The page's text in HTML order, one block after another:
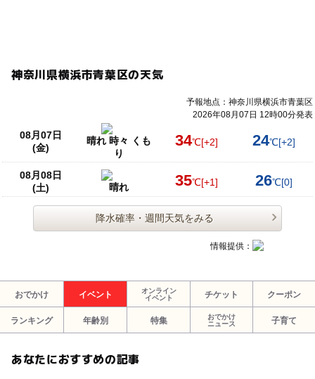
神奈川県横浜市青葉区の天気
予報地点：神奈川県横浜市青葉区
2026年08月07日 12時00分発表
08月07日
(金)
晴れ 時々 くも
り
34℃[+2] 24℃[+2]
08月08日
(土)
晴れ 35℃[+1] 26℃[0]
降水確率・週間天気をみる
情報提供：
おでかけ イベント
オンライン
イベント
チケット クーポン
ランキング 年齢別 特集
おでかけ
ニュース
子育て
あなたにおすすめの記事